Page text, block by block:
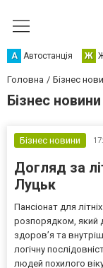
А Автостанція Ж
Головна Бізнес
Бізнес новини
Бізнес новини
Догляд за
Луцьк
Пансіонат для
розпорядком, який
здоров’я та
логічну
людей похилого